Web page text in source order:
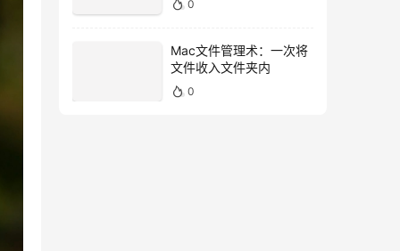
Mac文件管理术：一次将
文件收入文件夹内
0